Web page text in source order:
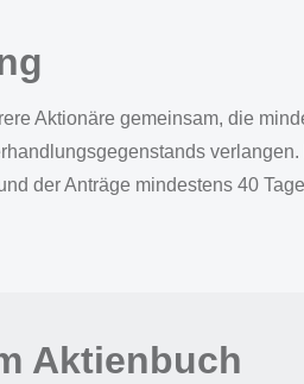
Aktionäre gemeinsam, die
der Anträge mindestens 40
Aktienbuch